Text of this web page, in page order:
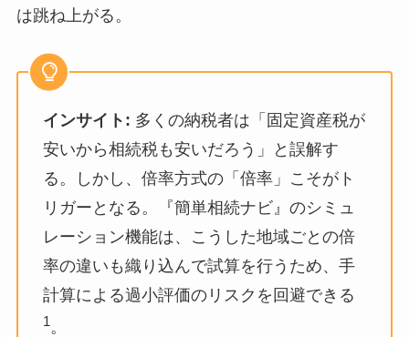
は跳ね上がる。
インサイト: 多くの納税者は「固定資産税が
安いから相続税も安いだろう」と誤解す
る。しかし、倍率方式の「倍率」こそがト
リガーとなる。『簡単相続ナビ』のシミュ
レーション機能は、こうした地域ごとの倍
率の違いも織り込んで試算を行うため、手
計算による過小評価のリスクを回避できる
1。